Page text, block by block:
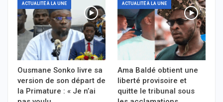
ACTUALITÉ À LA UNE
Ousmane Sonko livre sa
version de son départ de
la Primature : « Je n’ai
ACTUALITÉ À LA UNE
Ama Baldé obtient une
liberté provisoire et
quitte le tribunal sous